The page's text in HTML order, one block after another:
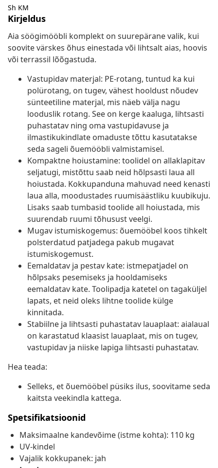
Sh KM
Kirjeldus
Aia söögimööbli komplekt on suurepärane valik, kui
soovite värskes õhus einestada või lihtsalt aias, hoovis
või terrassil lõõgastuda.
Vastupidav materjal: PE-rotang, tuntud ka kui
polürotang, on tugev, vähest hooldust nõudev
sünteetiline materjal, mis näeb välja nagu
looduslik rotang. See on kerge kaaluga, lihtsasti
puhastatav ning oma vastupidavuse ja
ilmastikukindlate omaduste tõttu kasutatakse
seda sageli õuemööbli valmistamisel.
Kompaktne hoiustamine: toolidel on allaklapitav
seljatugi, mistõttu saab neid hõlpsasti laua all
hoiustada. Kokkupanduna mahuvad need kenasti
laua alla, moodustades ruumisäästliku kuubikuju.
Lisaks saab tumbasid toolide all hoiustada, mis
suurendab ruumi tõhusust veelgi.
Mugav istumiskogemus: õuemööbel koos tihkelt
polsterdatud patjadega pakub mugavat
istumiskogemust.
Eemaldatav ja pestav kate: istmepatjadel on
hõlpsaks pesemiseks ja hooldamiseks
eemaldatav kate. Toolipadja katetel on tagaküljel
lapats, et neid oleks lihtne toolide külge
kinnitada.
Stabiilne ja lihtsasti puhastatav lauaplaat: aialaual
on karastatud klaasist lauaplaat, mis on tugev,
vastupidav ja niiske lapiga lihtsasti puhastatav.
Hea teada:
Selleks, et õuemööbel püsiks ilus, soovitame seda
kaitsta veekindla kattega.
Spetsifikatsioonid
Maksimaalne kandevõime (istme kohta): 110 kg
UV-kindel
Vajalik kokkupanek: jah